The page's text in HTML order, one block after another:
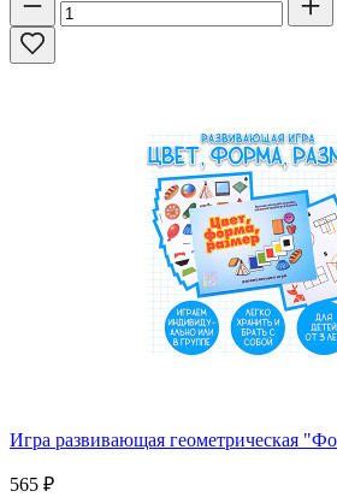
Игра развивающая геометрическая
565 ₽